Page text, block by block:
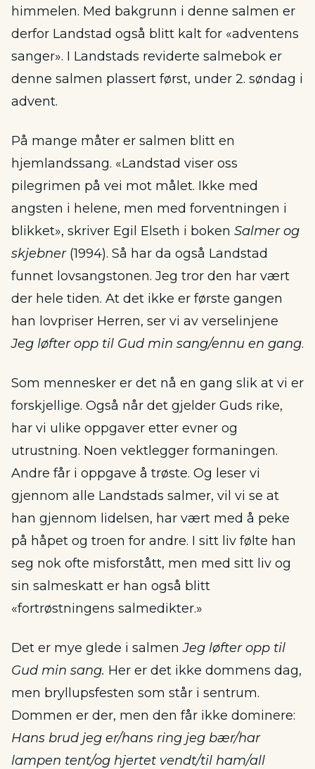
himmelen. Med bakgrunn i denne salmen er
derfor Landstad også blitt kalt for «adventens
sanger». I Landstads reviderte salmebok er
denne salmen plassert først, under 2. søndag i
advent.
På mange måter er salmen blitt en
hjemlandssang. «Landstad viser oss
pilegrimen på vei mot målet. Ikke med
angsten i helene, men med forventningen i
blikket», skriver Egil Elseth i boken Salmer og
skjebner (1994). Så har da også Landstad
funnet lovsangstonen. Jeg tror den har vært
der hele tiden. At det ikke er første gangen
han lovpriser Herren, ser vi av verselinjene
Jeg løfter opp til Gud min sang/ennu en gang.
Som mennesker er det nå en gang slik at vi er
forskjellige. Også når det gjelder Guds rike,
har vi ulike oppgaver etter evner og
utrustning. Noen vektlegger formaningen.
Andre får i oppgave å trøste. Og leser vi
gjennom alle Landstads salmer, vil vi se at
han gjennom lidelsen, har vært med å peke
på håpet og troen for andre. I sitt liv følte han
seg nok ofte misforstått, men med sitt liv og
sin salmeskatt er han også blitt
«fortrøstningens salmedikter.»
Det er mye glede i salmenJeg løfter opp til
Gud min sang. Her er det ikke dommens dag,
men bryllupsfesten som står i sentrum.
Dommen er der, men den får ikke dominere:
Hans brud jeg er/hans ring jeg bær/har
lampen tent/og hjertet vendt/til ham/all